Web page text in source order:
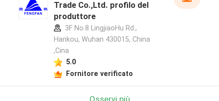
Trade Co.,Ltd. profilo del
produttore
3F No.8 LingjiaoHu Rd.,
Hankou, Wuhan 430015, China
,Cina
5.0
Fornitore verificato
Osservi più